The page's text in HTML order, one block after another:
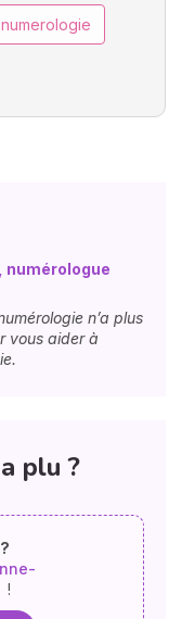
numérologue
n’a plus
vous aider à
plu ?
!